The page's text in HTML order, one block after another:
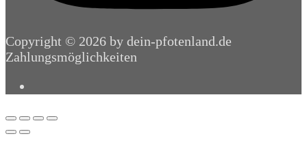
Copyright © 2026 by dein-pfotenland.de
Zahlungsmöglichkeiten